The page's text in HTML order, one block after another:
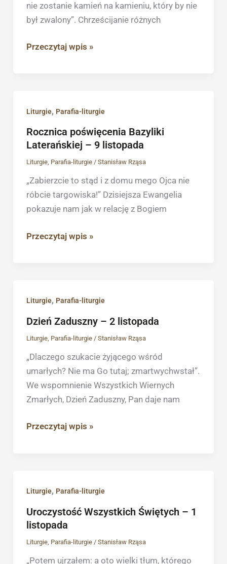
nie zostanie kamień na kamieniu, który by nie
był zwalony”. Chrześcijanie różnych
listopada
Przeczytaj wpis »
Liturgie, Parafia-liturgie
Rocznica poświęcenia Bazyliki
Laterańskiej – 9 listopada
Liturgie, Parafia-liturgie/ Stanisław Rząsa
„Zabierzcie to stąd i z domu mego Ojca nie
róbcie targowiska!” Dzisiejsza Ewangelia
pokazuje nam jak w relację z Bogiem
Rocznica
Bazyliki
–
9
listopada
Przeczytaj wpis »
Liturgie, Parafia-liturgie
Dzień Zaduszny – 2 listopada
Liturgie, Parafia-liturgie/ Stanisław Rząsa
„Dlaczego szukacie żyjącego wśród
umarłych? Nie ma Go tutaj; zmartwychwstał”.
We wspomnienie Wszystkich Wiernych
Zmarłych, Dzień Zaduszny, Pan daje nam
Dzień
–
2
listopada
Przeczytaj wpis »
Liturgie, Parafia-liturgie
Uroczystość Wszystkich Świętych – 1
listopada
Liturgie, Parafia-liturgie/ Stanisław Rząsa
„Potem ujrzałem: a oto wielki tłum, którego
Uroczystość
Świętych
1
listopada